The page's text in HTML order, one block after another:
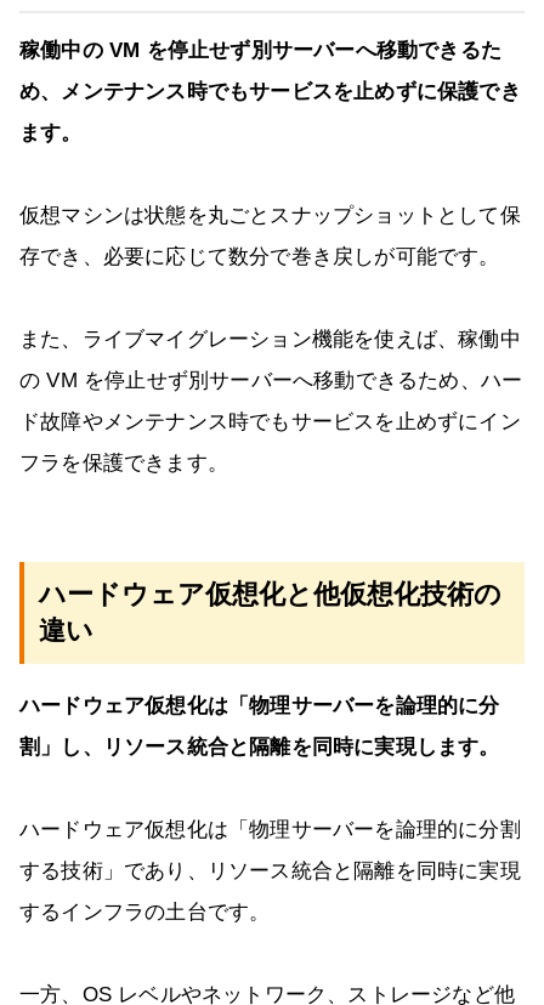
稼働中の VM を停止せず別サーバーへ移動できるた
め、メンテナンス時でもサービスを止めずに保護でき
ます。
仮想マシンは状態を丸ごとスナップショットとして保
存でき、必要に応じて数分で巻き戻しが可能です。
また、ライブマイグレーション機能を使えば、稼働中
の VM を停止せず別サーバーへ移動できるため、ハー
ド故障やメンテナンス時でもサービスを止めずにイン
フラを保護できます。
ハードウェア仮想化と他仮想化技術の
違い
ハードウェア仮想化は「物理サーバーを論理的に分
割」し、リソース統合と隔離を同時に実現します。
ハードウェア仮想化は「物理サーバーを論理的に分割
する技術」であり、リソース統合と隔離を同時に実現
するインフラの土台です。
一方、OS レベルやネットワーク、ストレージなど他